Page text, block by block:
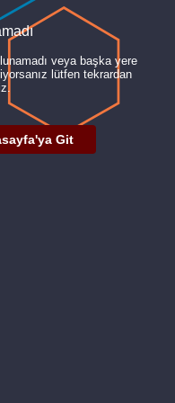
veya başka yere
lütfen tekrardan
Git